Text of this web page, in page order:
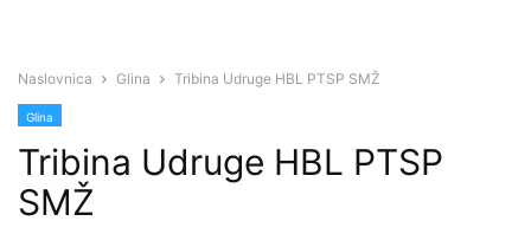
Naslovnica Glina Tribina Udruge HBL PTSP SMŽ
Glina
Tribina Udruge HBL PTSP
SMŽ